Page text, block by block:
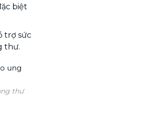
biệt
trợ sức
thư.
thư